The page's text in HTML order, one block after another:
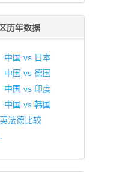
历年数据
中国 vs 日本
中国 vs 德国
中国 vs 印度
中国 vs 韩国
英法德比较